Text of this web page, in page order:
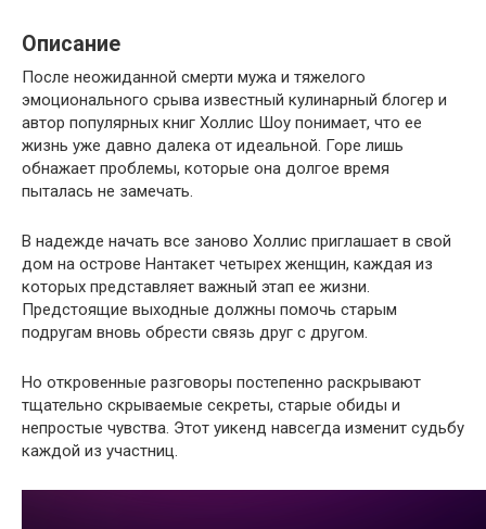
Описание
После неожиданной смерти мужа и тяжелого
эмоционального срыва известный кулинарный блогер и
автор популярных книг Холлис Шоу понимает, что ее
жизнь уже давно далека от идеальной. Горе лишь
обнажает проблемы, которые она долгое время
пыталась не замечать.
В надежде начать все заново Холлис приглашает в свой
дом на острове Нантакет четырех женщин, каждая из
которых представляет важный этап ее жизни.
Предстоящие выходные должны помочь старым
подругам вновь обрести связь друг с другом.
Но откровенные разговоры постепенно раскрывают
тщательно скрываемые секреты, старые обиды и
непростые чувства. Этот уикенд навсегда изменит судьбу
каждой из участниц.